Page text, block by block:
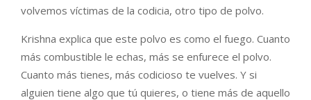
volvemos víctimas de la codicia, otro tipo de polvo.
Krishna explica que este polvo es como el fuego. Cuanto
más combustible le echas, más se enfurece el polvo.
Cuanto más tienes, más codicioso te vuelves. Y si
alguien tiene algo que tú quieres, o tiene más de aquello